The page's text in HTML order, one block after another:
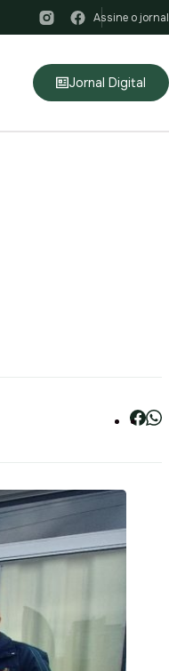
Assine o jornal
Jornal Digital